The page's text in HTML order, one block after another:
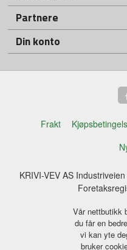
Partnere
Din konto
Frakt
KRIVI-VEV AS
Vår nettbutikk
du får en
vi kan yte
bruker